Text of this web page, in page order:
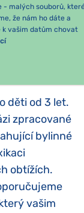
- malých souborů,
že nám ho dáte a
k vašim datům chovat
děti od 3 let.
zpracované
bylinné
obtížích.
vašim